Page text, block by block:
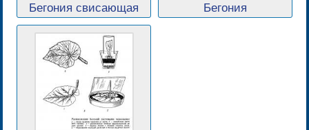
Бегония свисающая Бегония